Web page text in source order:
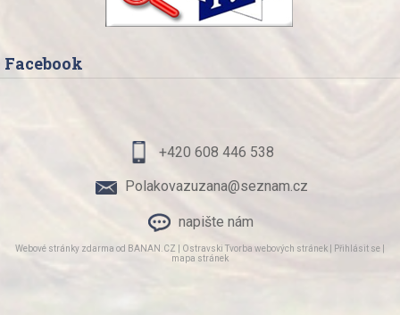
Facebook
+420 608 446 538
Polakovazuzana@seznam.cz
napište nám
Webové stránky zdarma od BANAN.CZ Ostravski Tvorba webových stránek Přihlásit se
mapa stránek